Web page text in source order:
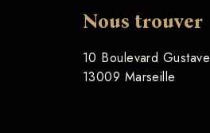
Nous trouver
10 Boulevard
13009 Marseille